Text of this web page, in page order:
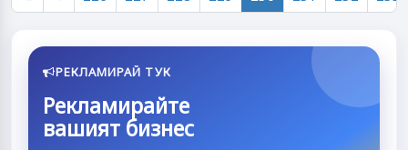
РЕКЛАМИРАЙ ТУК
Рекламирайте
вашият бизнес